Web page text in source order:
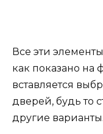
Все эти
как показано на
вставляется
дверей, будь то
другие варианты.